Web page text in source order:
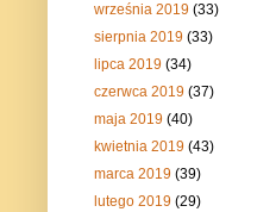
września 2019(33)
sierpnia 2019(33)
lipca 2019(34)
czerwca 2019(37)
maja 2019(40)
kwietnia 2019(43)
marca 2019(39)
lutego 2019(29)